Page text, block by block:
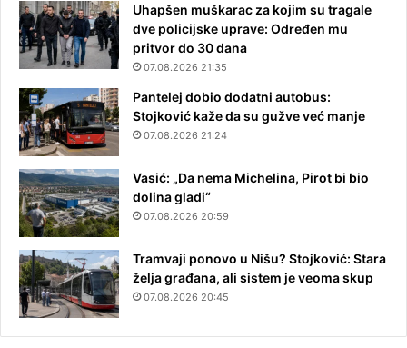
Uhapšen muškarac za kojim su tragale
dve policijske uprave: Određen mu
pritvor do 30 dana
07.08.2026 21:35
Pantelej dobio dodatni autobus:
Stojković kaže da su gužve već manje
07.08.2026 21:24
Vasić: „Da nema Michelina, Pirot bi bio
dolina gladi“
07.08.2026 20:59
Tramvaji ponovo u Nišu? Stojković: Stara
želja građana, ali sistem je veoma skup
07.08.2026 20:45